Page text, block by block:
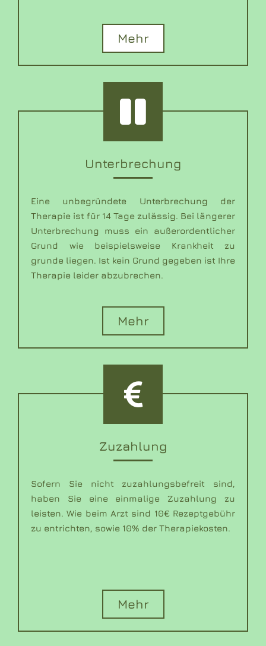
Mehr
Unterbrechung
Eine unbegründete Unterbrechung der
Therapie ist für 14 Tage zulässig. Bei längerer
Unterbrechung muss ein außerordentlicher
Grund wie beispielsweise Krankheit zu
grunde liegen. Ist kein Grund gegeben ist Ihre
Therapie leider abzubrechen.
Mehr
Zuzahlung
Sofern Sie nicht zuzahlungsbefreit sind,
haben Sie eine einmalige Zuzahlung zu
leisten. Wie beim Arzt sind 10€ Rezeptgebühr
zu entrichten, sowie 10% der Therapiekosten.
Mehr